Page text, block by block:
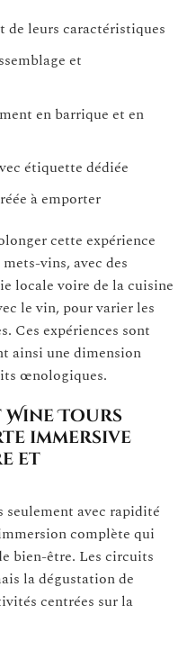
de leurs caractéristiques
et
en barrique et en
étiquette dédiée
à emporter
cette expérience
vins, avec des
locale voire de la cuisine
le vin, pour varier les
Ces expériences sont
ainsi une dimension
œnologiques.
Wine Tours
immersive
et
seulement avec rapidité
complète qui
bien-être. Les circuits
la dégustation de
centrées sur la